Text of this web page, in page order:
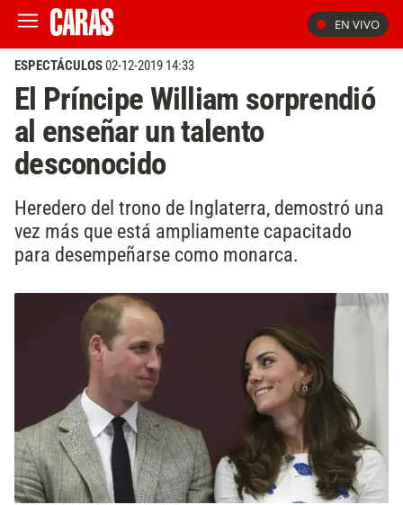
EN VIVO
ESPECTÁCULOS02-12-2019 14:33
El Príncipe William sorprendió
al enseñar un talento
desconocido
Heredero del trono de Inglaterra, demostró una
vez más que está ampliamente capacitado
para desempeñarse como monarca.